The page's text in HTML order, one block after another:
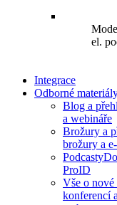
el.
Integrace
Odborné
Blog a
a webináře
Brožury a
brožury a
Podcasty
ProID
Vše o
konferencí